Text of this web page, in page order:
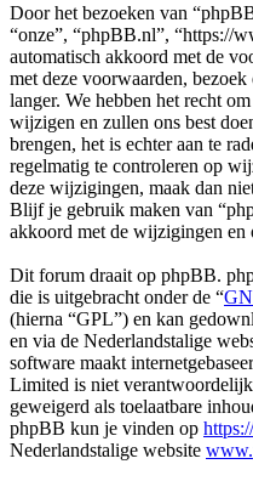
Door het bezoeken van
“onze”, “phpBB.nl”, “https://
automatisch akkoord met de
met deze voorwaarden,
langer. We hebben het recht
wijzigen en zullen ons best
brengen, het is echter aan te
regelmatig te controleren op
deze wijzigingen, maak dan
Blijf je gebruik maken van
akkoord met de wijzigingen en
Dit forum draait op phpBB.
die is uitgebracht onder de “
(hierna “GPL”) en kan
en via de Nederlandstalige
software maakt
Limited is niet
geweigerd als toelaatbare
phpBB kun je vinden op
Nederlandstalige website